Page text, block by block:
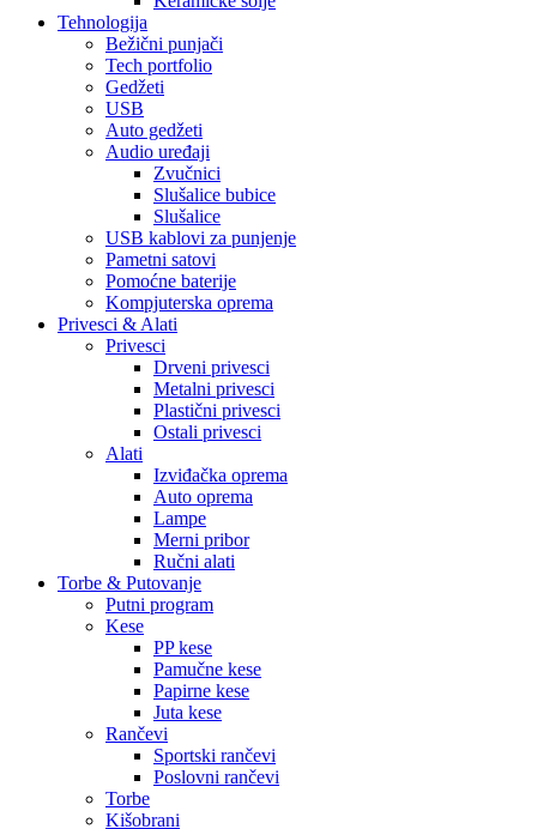
Tehnologija
Bežični punjači
Tech portfolio
Gedžeti
USB
Auto gedžeti
Audio uređaji
Zvučnici
Slušalice bubice
Slušalice
USB kablovi za punjenje
Pametni satovi
Pomoćne baterije
Kompjuterska oprema
Privesci & Alati
Privesci
Drveni privesci
Metalni privesci
Plastični privesci
Ostali privesci
Alati
Izviđačka oprema
Auto oprema
Lampe
Merni pribor
Ručni alati
Torbe & Putovanje
Putni program
Kese
PP kese
Pamučne kese
Papirne kese
Juta kese
Rančevi
Sportski rančevi
Poslovni rančevi
Torbe
Kišobrani